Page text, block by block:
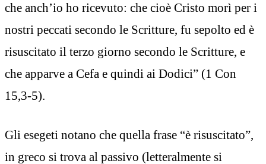
che anch’io ho ricevuto: che cioè Cristo morì per i
nostri peccati secondo le Scritture, fu sepolto ed è
risuscitato il terzo giorno secondo le Scritture, e
che apparve a Cefa e quindi ai Dodici” (1 Con
15,3-5).
Gli esegeti notano che quella frase “è risuscitato”,
in greco si trova al passivo (letteralmente si